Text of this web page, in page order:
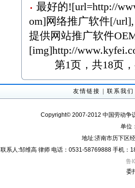
最好的![url=http://
om]网络推广软件[/url],
提供网站推广软件
[img]http://
第1页，共18页
友情链接 联系我们
Copyright© 2007-2012 中国劳动争
单位
地址:济南市历下区
联系人:邹维高 律师 电话：0531-58769888 手机
鲁
委